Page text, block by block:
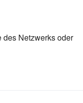
des Netzwerks oder